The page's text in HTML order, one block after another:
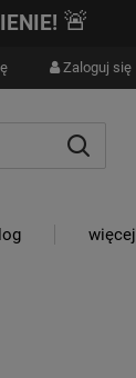
🚨
Zaloguj się
więcej